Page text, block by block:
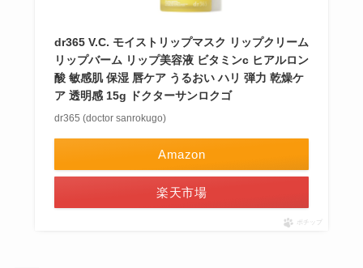
dr365 V.C. モイストリップマスク リップクリーム
リップバーム リップ美容液 ビタミンc ヒアルロン
酸 敏感肌 保湿 唇ケア うるおい ハリ 弾力 乾燥ケ
ア 透明感 15g ドクターサンロクゴ
dr365 (doctor sanrokugo)
Amazon
楽天市場
ポチップ